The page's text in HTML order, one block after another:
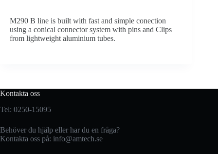
M290 B line is built with fast and simple conection
using a conical connector system with pins and Clips
from lightweight aluminium tubes.
Kontakta oss
Tel: 0250-15095
Behöver du hjälp eller har du en fråga?
Kontakta oss på: info@amtech.se